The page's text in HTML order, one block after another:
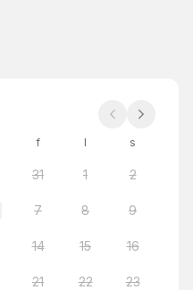
f l s
31 1 2
7 8 9
14 15 16
21 22 23